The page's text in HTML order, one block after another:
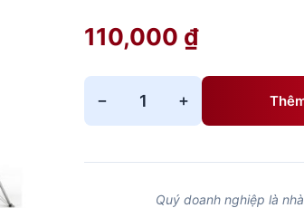
110,000 ₫
−
x
+
Quý doanh nghiệp là